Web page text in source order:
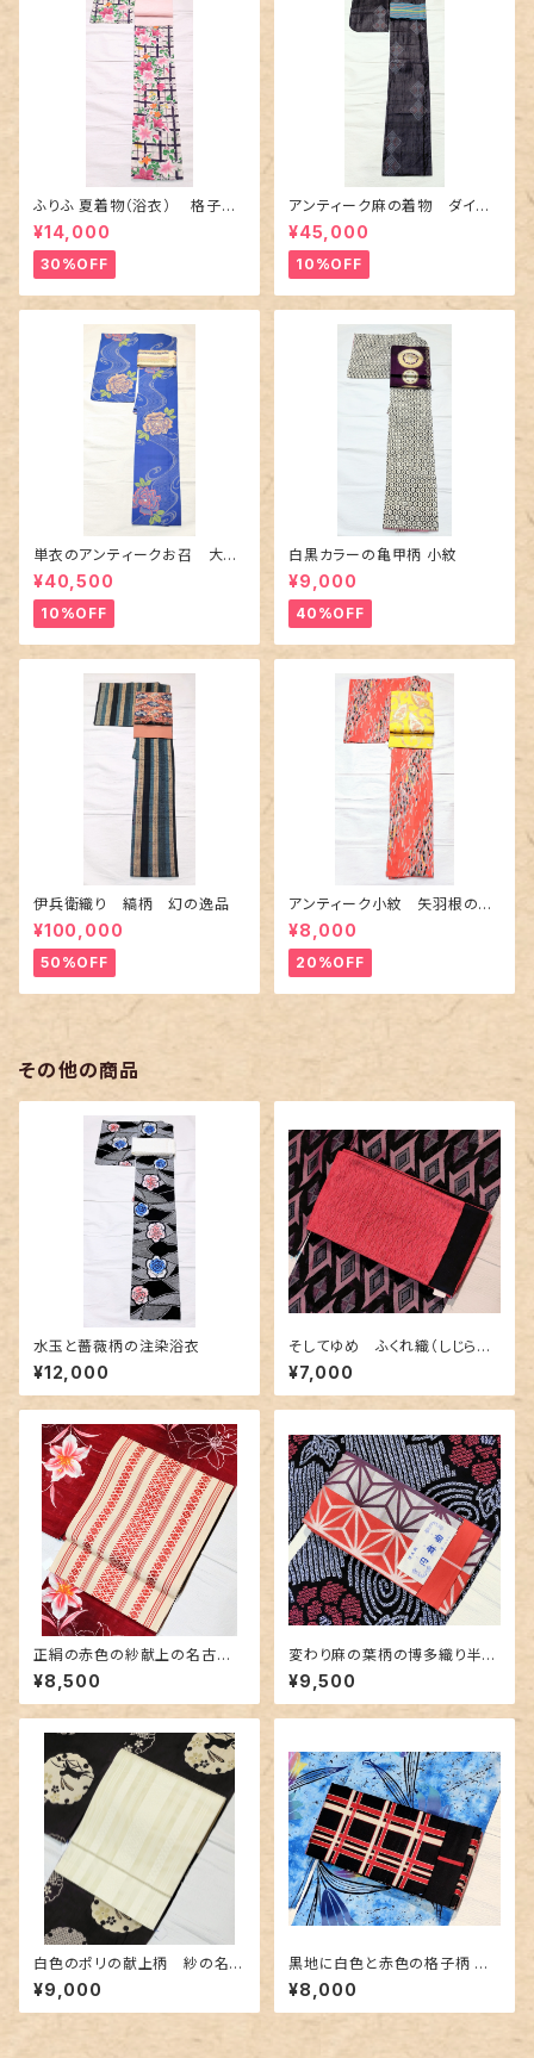
ふりふ 夏着物（浴衣） 格子に
百合や秋草花
¥14,000
30%OFF
アンティーク麻の着物 ダイヤ
に市松柄の上布
¥45,000
10%OFF
単衣のアンティークお召 大輪
の薔薇柄柄
¥40,500
10%OFF
白黒カラーの亀甲柄 小紋
¥9,000
40%OFF
伊兵衛織り 縞柄 幻の逸品
¥100,000
50%OFF
アンティーク小紋 矢羽根の地
紋に短冊柄 裄６６cm
¥8,000
20%OFF
その他の商品
水玉と薔薇柄の注染浴衣
¥12,000
そしてゆめ ふくれ織（しじら織）
のリバーシブル半幅帯
¥7,000
正絹の赤色の紗献上の名古屋
帯
¥8,500
変わり麻の葉柄の博多織り半幅
帯 未使用品
¥9,500
白色のポリの献上柄 紗の名古
屋帯 長尺
¥9,000
黒地に白色と赤色の格子柄 博
多織りの半幅帯
¥8,000